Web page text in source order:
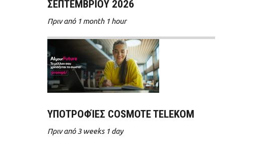
ΣΕΠΤΕΜΒΡΙΟΥ 2026
Πριν από 1 month 1 hour
ΥΠΟΤΡΟΦΊΕΣ COSMOTE TELEKOM
Πριν από 3 weeks 1 day